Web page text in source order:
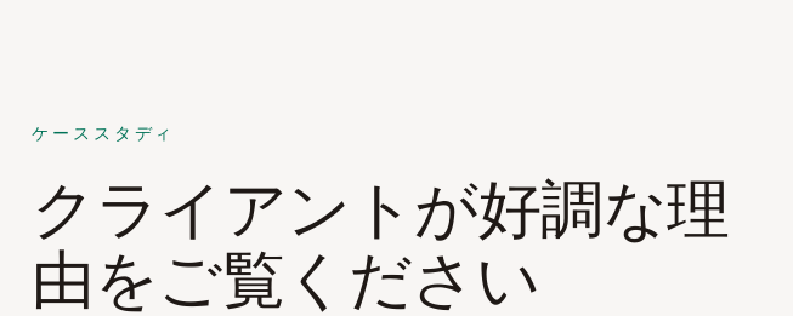
ケーススタディ
クライアントが好調な理
由をご覧ください